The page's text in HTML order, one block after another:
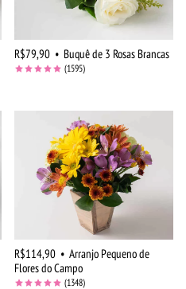
R$79,90 • Buquê de 3 Rosas Brancas
(1595)
R$114,90 • Arranjo Pequeno de
Flores do Campo
(1348)